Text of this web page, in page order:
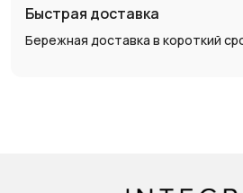
Быстрая доставка
Бережная доставка в короткий